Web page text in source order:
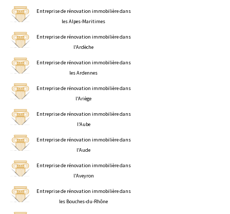
Entreprise de rénovation immobilière dans
les Alpes-Maritimes
Entreprise de rénovation immobilière dans
l'Ardèche
Entreprise de rénovation immobilière dans
les Ardennes
Entreprise de rénovation immobilière dans
l'Ariège
Entreprise de rénovation immobilière dans
l'Aube
Entreprise de rénovation immobilière dans
l'Aude
Entreprise de rénovation immobilière dans
l'Aveyron
Entreprise de rénovation immobilière dans
les Bouches-du-Rhône